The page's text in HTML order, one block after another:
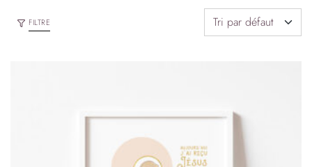
FILTRE